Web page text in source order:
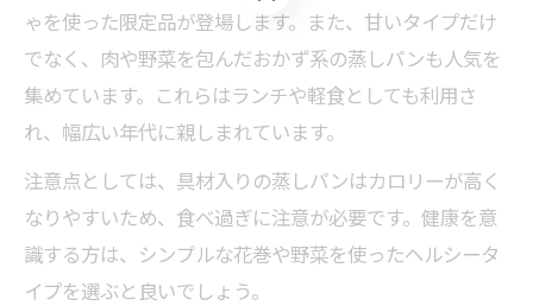
ゃを使った限定品が登場します。また、甘いタイプだけ
でなく、肉や野菜を包んだおかず系の蒸しパンも人気を
集めています。これらはランチや軽食としても利用さ
れ、幅広い年代に親しまれています。
注意点としては、具材入りの蒸しパンはカロリーが高く
なりやすいため、食べ過ぎに注意が必要です。健康を意
識する方は、シンプルな花巻や野菜を使ったヘルシータ
イプを選ぶと良いでしょう。